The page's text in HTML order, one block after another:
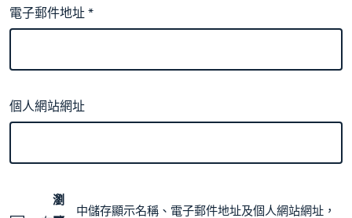
電子郵件地址*
個人網站網址
瀏
中儲存顯示名稱、電子郵件地址及個人網站網址，